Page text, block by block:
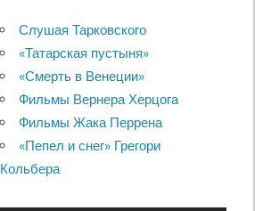
Слушая Тарковского
«Татарская пустыня»
«Смерть в Венеции»
Фильмы Вернера Херцога
Фильмы Жака Перрена
«Пепел и снег» Грегори
Кольбера